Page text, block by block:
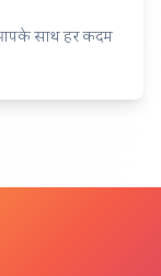
आपके साथ हर कदम